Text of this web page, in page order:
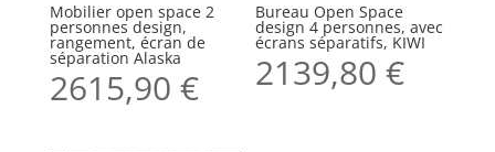
Mobilier open space 2
personnes design,
rangement, écran de
séparation Alaska
2615,90 €
Bureau Open Space
design 4 personnes, avec
écrans séparatifs, KIWI
2139,80€